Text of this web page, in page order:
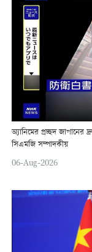
অ্যানিমের প্রচ্ছদ জাপানের
সিএমজি সম্পাদকীয়
06-Aug-2026